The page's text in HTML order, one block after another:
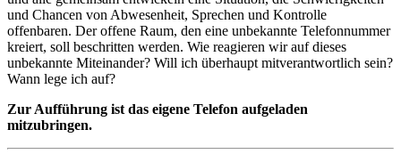
und Chancen von Abwesenheit, Sprechen und Kontrolle
offenbaren. Der offene Raum, den eine unbekannte Telefonnummer
kreiert, soll beschritten werden. Wie reagieren wir auf dieses
unbekannte Miteinander? Will ich überhaupt mitverantwortlich sein?
Wann lege ich auf?
Zur Aufführung ist das eigene Telefon aufgeladen
mitzubringen.